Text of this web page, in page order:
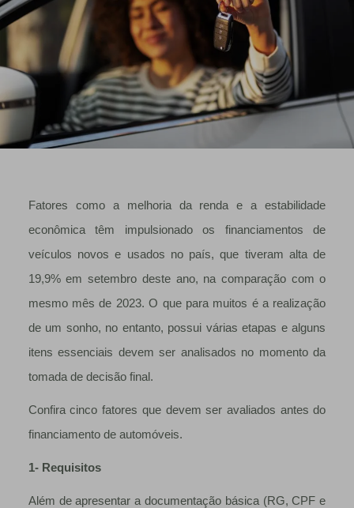
Fatores como a melhoria da renda e a estabilidade
econômica têm impulsionado os financiamentos de
veículos novos e usados no país, que tiveram alta de
19,9% em setembro deste ano, na comparação com o
mesmo mês de 2023. O que para muitos é a realização
de um sonho, no entanto, possui várias etapas e alguns
itens essenciais devem ser analisados no momento da
tomada de decisão final.
Confira cinco fatores que devem ser avaliados antes do
financiamento de automóveis.
1- Requisitos
Além de apresentar a documentação básica (RG, CPF e